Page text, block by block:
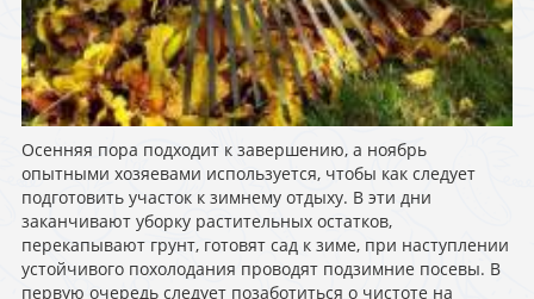
Осенняя пора подходит к завершению, а ноябрь
опытными хозяевами используется, чтобы как следует
подготовить участок к зимнему отдыху. В эти дни
заканчивают уборку растительных остатков,
перекапывают грунт, готовят сад к зиме, при наступлении
устойчивого похолодания проводят подзимние посевы. В
первую очередь следует позаботиться о чистоте на